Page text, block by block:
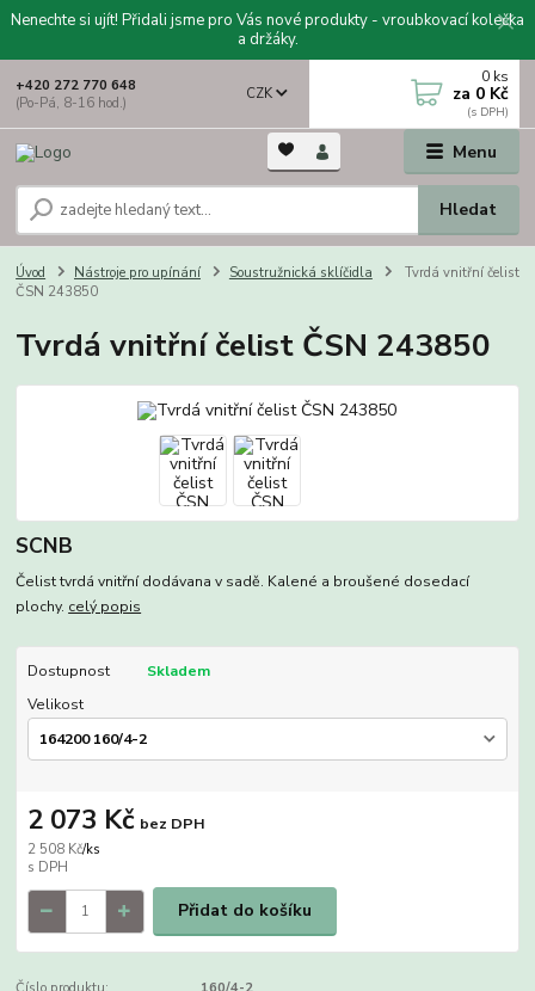
Nenechte si ujít! Přidali jsme pro Vás nové produkty - vroubkovací kolečka
a držáky.
Menu
CZK
Hledat
+420 272 770 648
(Po-Pá, 8-16 hod.)
0 ks
za 0 Kč
Úvod Nástroje pro upínání Soustružnická sklíčidla
Tvrdá vnitřní čelist
ČSN 243850
Tvrdá vnitřní čelist ČSN 243850
SCNB
Čelist tvrdá vnitřní dodávana v sadě. Kalené a broušené dosedací
plochy. celý popis
Dostupnost
Skladem
Velikost
2 508 Kč/ks
2 073 Kč bez DPH
Přidat do košíku